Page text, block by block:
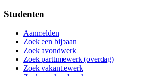
Studenten
Aanmelden
Zoek een bijbaan
Zoek avondwerk
Zoek parttimewerk (overdag)
Zoek vakantiewerk